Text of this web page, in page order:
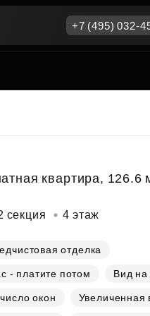
недвижимость
в окружении природы
для роста
и ответы
и скидки
капитал
+7 (495) 032-
квартира, 126.6
секция 4 этаж
отделка
- платите потом Вид на
окон Увеличенная